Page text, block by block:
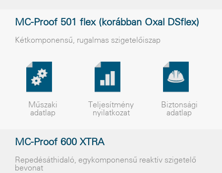
MC-Proof 501 flex (korábban Oxal DSflex)
Kétkomponensû, rugalmas szigetelõiszap
Műszaki
adatlap
Teljesítmény
nyilatkozat
Biztonsági
adatlap
MC-Proof 600 XTRA
Repedésáthidaló, egykomponensű reaktív szigetelő
bevonat